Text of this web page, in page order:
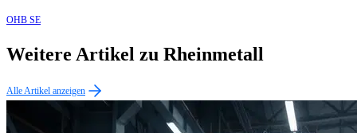
OHB SE
Weitere Artikel zu Rheinmetall
Alle Artikel anzeigen